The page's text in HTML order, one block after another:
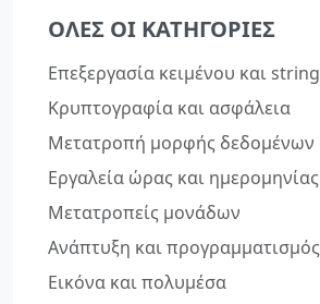
ΌΛΕΣ ΟΙ ΚΑΤΗΓΟΡΊΕΣ
Επεξεργασία κειμένου και string
Κρυπτογραφία και ασφάλεια
Μετατροπή μορφής δεδομένων
Εργαλεία ώρας και ημερομηνίας
Μετατροπείς μονάδων
Ανάπτυξη και προγραμματισμός
Εικόνα και πολυμέσα